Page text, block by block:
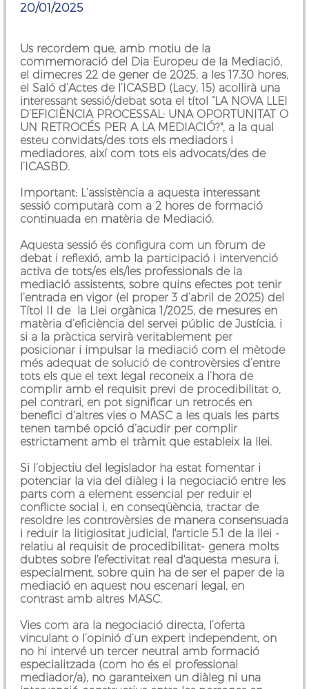
20/01/2025
Us recordem que, amb motiu de la
commemoració del Dia Europeu de la Mediació,
el dimecres 22 de gener de 2025, a les 17.30 hores,
el Saló d’Actes de l’ICASBD (Lacy, 15) acollirà una
interessant sessió/debat sota el títol “LA NOVA LLEI
D’EFICIÈNCIA PROCESSAL: UNA OPORTUNITAT O
UN RETROCÉS PER A LA MEDIACIÓ?", a la qual
esteu convidats/des tots els mediadors i
mediadores, així com tots els advocats/des de
l’ICASBD.
Important: L’assistència a aquesta interessant
sessió computarà com a 2 hores de formació
continuada en matèria de Mediació.
Aquesta sessió és configura com un fòrum de
debat i reflexió, amb la participació i intervenció
activa de tots/es els/les professionals de la
mediació assistents, sobre quins efectes pot tenir
l’entrada en vigor (el proper 3 d’abril de 2025) del
Títol II de la Llei orgànica 1/2025, de mesures en
matèria d’eficiència del servei públic de Justícia, i
si a la pràctica servirà veritablement per
posicionar i impulsar la mediació com el mètode
més adequat de solució de controvèrsies d’entre
tots els que el text legal reconeix a l’hora de
complir amb el requisit previ de procedibilitat o,
pel contrari, en pot significar un retrocés en
benefici d’altres vies o MASC a les quals les parts
tenen també opció d’acudir per complir
estrictament amb el tràmit que estableix la llei.
Si l’objectiu del legislador ha estat fomentar i
potenciar la via del diàleg i la negociació entre les
parts com a element essencial per reduir el
conflicte social i, en conseqüència, tractar de
resoldre les controvèrsies de manera consensuada
i reduir la litigiositat judicial, l'article 5.1 de la llei -
relatiu al requisit de procedibilitat- genera molts
dubtes sobre l'efectivitat real d'aquesta mesura i,
especialment, sobre quin ha de ser el paper de la
mediació en aquest nou escenari legal, en
contrast amb altres MASC.
Vies com ara la negociació directa, l’oferta
vinculant o l’opinió d’un expert independent, on
no hi intervé un tercer neutral amb formació
especialitzada (com ho és el professional
mediador/a), no garanteixen un diàleg ni una